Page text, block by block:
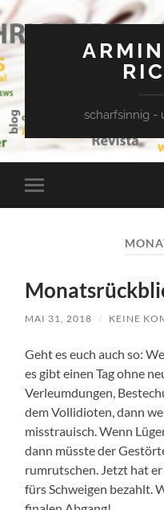
scharfsinnig -
Mobile-
Menü
MAI 31, 2018 / KEINE
Geht es euch auch so:
es gibt einen Tag ohne
Verleumdungen,
dem Vollidioten, dann
misstrauisch. Wenn
dann müsste der
rumrutschen. Jetzt hat
fürs Schweigen bezahlt.